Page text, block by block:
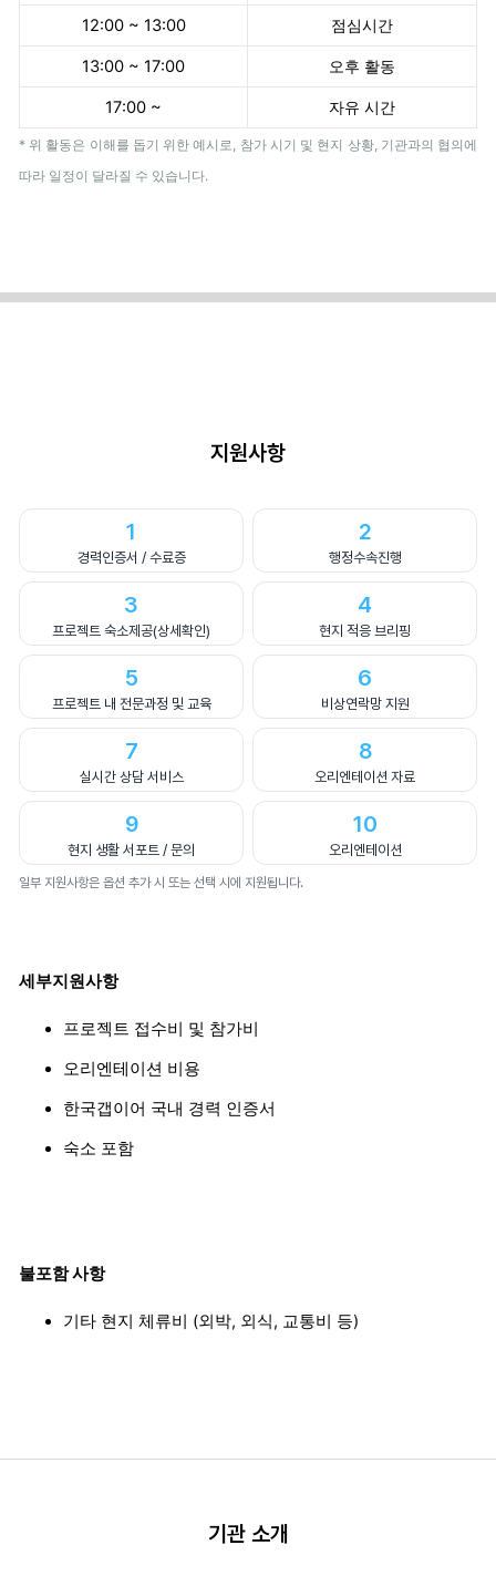
12:00 ~ 13:00 점심시간
13:00 ~ 17:00 오후 활동
17:00 ~ 자유 시간
* 위 활동은 이해를 돕기 위한 예시로, 참가 시기 및 현지 상황, 기관과의 협의에
따라 일정이 달라질 수 있습니다.
지원사항
1
경력인증서 / 수료증
2
행정수속진행
3
프로젝트 숙소제공(상세확인)
4
현지 적응 브리핑
5
프로젝트 내 전문과정 및 교육
6
비상연락망 지원
7
실시간 상담 서비스
8
오리엔테이션 자료
9
현지 생활 서포트 / 문의
10
오리엔테이션
일부 지원사항은 옵션 추가 시 또는 선택 시에 지원됩니다.
세부지원사항
프로젝트 접수비 및 참가비
오리엔테이션 비용
한국갭이어 국내 경력 인증서
숙소 포함
불포함 사항
기타 현지 체류비 (외박, 외식, 교통비 등)
기관 소개